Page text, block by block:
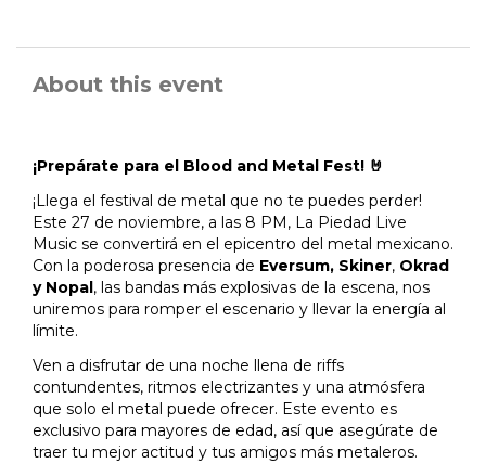
About this event
¡Prepárate para el Blood and Metal Fest! 🤘
¡Llega el festival de metal que no te puedes perder!
Este 27 de noviembre, a las 8 PM, La Piedad Live
Music se convertirá en el epicentro del metal mexicano.
Con la poderosa presencia de Eversum, Skiner, Okrad
y Nopal , las bandas más explosivas de la escena, nos
uniremos para romper el escenario y llevar la energía al
límite.
Ven a disfrutar de una noche llena de riffs
contundentes, ritmos electrizantes y una atmósfera
que solo el metal puede ofrecer. Este evento es
exclusivo para mayores de edad, así que asegúrate de
traer tu mejor actitud y tus amigos más metaleros.